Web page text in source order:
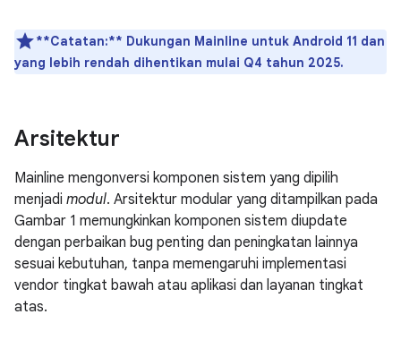
**Catatan:** Dukungan Mainline untuk Android 11 dan
yang lebih rendah dihentikan mulai Q4 tahun 2025.
Arsitektur
Mainline mengonversi komponen sistem yang dipilih
menjadi modul. Arsitektur modular yang ditampilkan pada
Gambar 1 memungkinkan komponen sistem diupdate
dengan perbaikan bug penting dan peningkatan lainnya
sesuai kebutuhan, tanpa memengaruhi implementasi
vendor tingkat bawah atau aplikasi dan layanan tingkat
atas.